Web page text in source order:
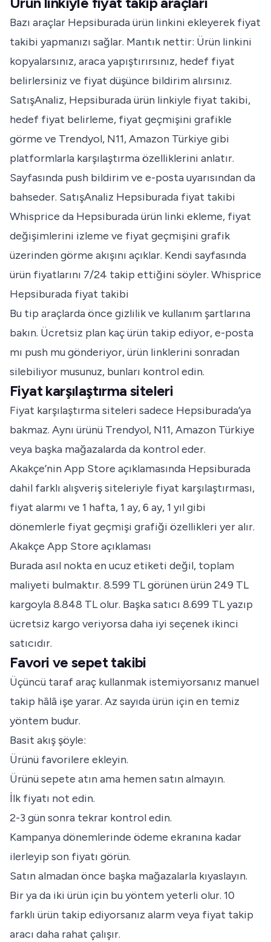
Bazı araçlar Hepsiburada ürün linkini ekleyerek fiyat
takibi yapmanızı sağlar. Mantık nettir: Ürün linkini
kopyalarsınız, araca yapıştırırsınız, hedef fiyat
belirlersiniz ve fiyat düşünce bildirim alırsınız.
SatışAnaliz, Hepsiburada ürün linkiyle fiyat takibi,
hedef fiyat belirleme, fiyat geçmişini grafikle
görme ve Trendyol, N11, Amazon Türkiye gibi
platformlarla karşılaştırma özelliklerini anlatır.
Sayfasında push bildirim ve e-posta uyarısından da
bahseder. SatışAnaliz Hepsiburada fiyat takibi
Whisprice da Hepsiburada ürün linki ekleme, fiyat
değişimlerini izleme ve fiyat geçmişini grafik
üzerinden görme akışını açıklar. Kendi sayfasında
ürün fiyatlarını 7/24 takip ettiğini söyler. Whisprice
Hepsiburada fiyat takibi
Bu tip araçlarda önce gizlilik ve kullanım şartlarına
bakın. Ücretsiz plan kaç ürün takip ediyor, e-posta
mı push mu gönderiyor, ürün linklerini sonradan
silebiliyor musunuz, bunları kontrol edin.
Fiyat karşılaştırma siteleri
Fiyat karşılaştırma siteleri sadece Hepsiburada’ya
bakmaz. Aynı ürünü Trendyol, N11, Amazon Türkiye
veya başka mağazalarda da kontrol eder.
Akakçe’nin App Store açıklamasında Hepsiburada
dahil farklı alışveriş siteleriyle fiyat karşılaştırması,
fiyat alarmı ve 1 hafta, 1 ay, 6 ay, 1 yıl gibi
dönemlerle fiyat geçmişi grafiği özellikleri yer alır.
Akakçe App Store açıklaması
Burada asıl nokta en ucuz etiketi değil, toplam
maliyeti bulmaktır. 8.599 TL görünen ürün 249 TL
kargoyla 8.848 TL olur. Başka satıcı 8.699 TL yazıp
ücretsiz kargo veriyorsa daha iyi seçenek ikinci
satıcıdır.
Favori ve sepet takibi
Üçüncü taraf araç kullanmak istemiyorsanız manuel
takip hâlâ işe yarar. Az sayıda ürün için en temiz
yöntem budur.
Basit akış şöyle:
Ürünü favorilere ekleyin.
Ürünü sepete atın ama hemen satın almayın.
İlk fiyatı not edin.
2-3 gün sonra tekrar kontrol edin.
Kampanya dönemlerinde ödeme ekranına kadar
ilerleyip son fiyatı görün.
Satın almadan önce başka mağazalarla kıyaslayın.
Bir ya da iki ürün için bu yöntem yeterli olur. 10
farklı ürün takip ediyorsanız alarm veya fiyat takip
aracı daha rahat çalışır.